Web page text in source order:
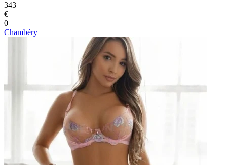
343
€
0
Chambéry